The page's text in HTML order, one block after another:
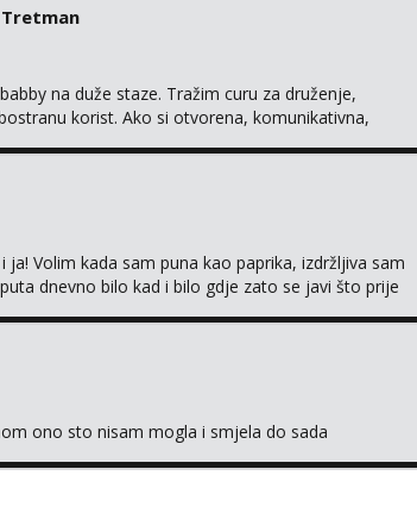
Tretman
na duže staze. Tražim curu za druženje,
korist. Ako si otvorena, komunikativna,
Volim kada sam puna kao paprika, izdržljiva sam
dnevno bilo kad i bilo gdje zato se javi što prije
ono sto nisam mogla i smjela do sada